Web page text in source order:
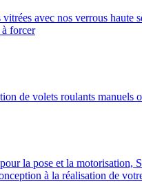
avec nos verrous haute
à forcer
de volets roulants manuels
la pose et la motorisation,
à la réalisation de